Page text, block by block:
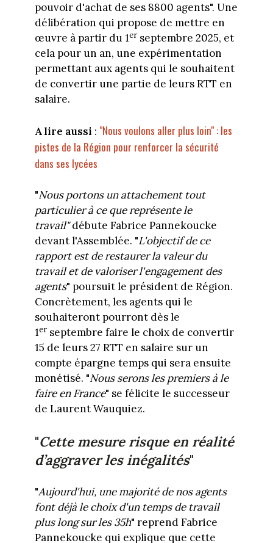
pouvoir d'achat de ses 8800 agents". Une
délibération qui propose de mettre en
œuvre à partir du 1erseptembre 2025, et
cela pour un an, une expérimentation
permettant aux agents qui le souhaitent
de convertir une partie de leurs RTT en
salaire.
A lire aussi : "Nous voulons aller plus loin" : les
pistes de la Région pour renforcer la sécurité
dans ses lycées
"Nous portons un attachement tout
particulier à ce que représente le
travail"débute Fabrice Pannekoucke
devant l'Assemblée. "L'objectif de ce
rapport est de restaurer la valeur du
travail et de valoriser l'engagement des
agents" poursuit le président de Région.
Concrètement, les agents qui le
souhaiteront pourront dès le
1erseptembre faire le choix de convertir
15 de leurs 27 RTT en salaire sur un
compte épargne temps qui sera ensuite
monétisé. "Nous serons les premiers à le
faire en France" se félicite le successeur
de Laurent Wauquiez.
"Cette mesure risque en réalité
d’aggraver les inégalités"
"Aujourd'hui, une majorité de nos agents
font déjà le choix d'un temps de travail
plus long sur les 35h" reprend Fabrice
Pannekoucke qui explique que cette